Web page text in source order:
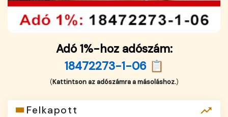
Adó 1%-hoz adószám:
18472273-1-06 📋
(Kattintson az adószámra a másoláshoz.)
Felkapott